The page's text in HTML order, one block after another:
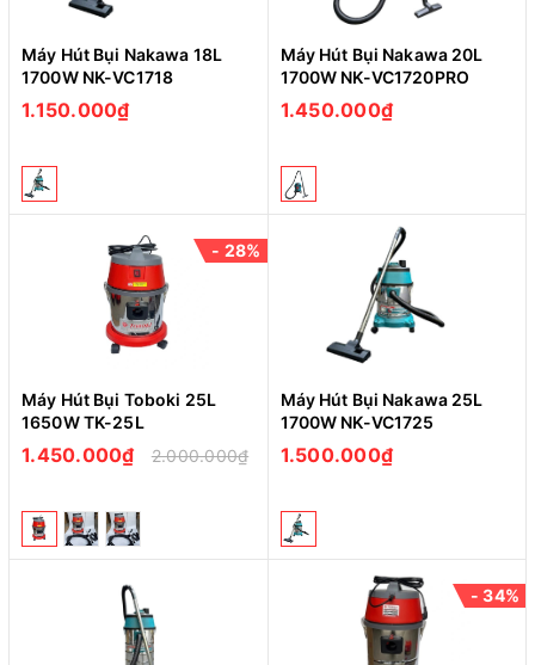
Máy Hút Bụi Nakawa 18L
1700W NK-VC1718
1.150.000₫
Máy Hút Bụi Nakawa 20L
1700W NK-VC1720PRO
1.450.000₫
- 28%
Máy Hút Bụi Toboki 25L
1650W TK-25L
1.450.000₫ 2.000.000₫
Máy Hút Bụi Nakawa 25L
1700W NK-VC1725
1.500.000₫
- 34%